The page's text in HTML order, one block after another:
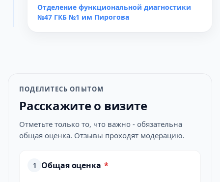
Отделение функциональной диагностики
№47 ГКБ №1 им Пирогова
ПОДЕЛИТЕСЬ ОПЫТОМ
Расскажите о визите
Отметьте только то, что важно - обязательна
общая оценка. Отзывы проходят модерацию.
1 Общая оценка *